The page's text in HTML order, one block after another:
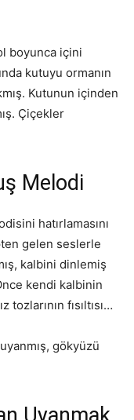
boyunca içini
kutuyu ormanın
Kutunun içinden
Çiçekler
Melodi
hatırlamasını
gelen seslerle
kalbini dinlemiş
kendi kalbinin
tozlarının fısıltısı…
gökyüzü